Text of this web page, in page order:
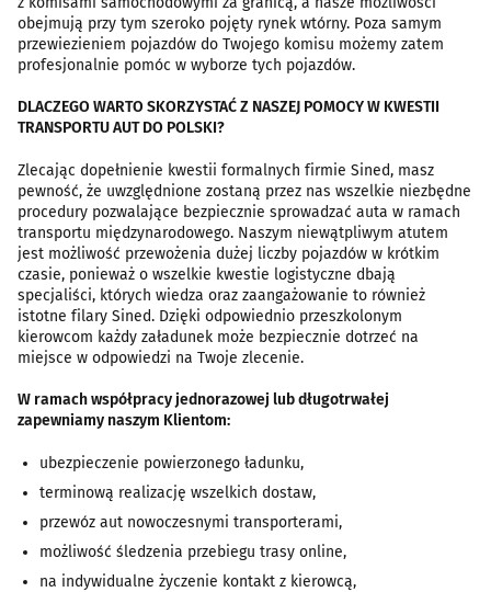
obejmują przy tym szeroko pojęty rynek wtórny. Poza samym
przewiezieniem pojazdów do Twojego komisu możemy zatem
profesjonalnie pomóc w wyborze tych pojazdów.
DLACZEGO WARTO SKORZYSTAĆ Z NASZEJ POMOCY W KWESTII
TRANSPORTU AUT DO POLSKI?
Zlecając dopełnienie kwestii formalnych firmie Sined, masz
pewność, że uwzględnione zostaną przez nas wszelkie niezbędne
procedury pozwalające bezpiecznie sprowadzać auta w ramach
transportu międzynarodowego. Naszym niewątpliwym atutem
jest możliwość przewożenia dużej liczby pojazdów w krótkim
czasie, ponieważ o wszelkie kwestie logistyczne dbają
specjaliści, których wiedza oraz zaangażowanie to również
istotne filary Sined. Dzięki odpowiednio przeszkolonym
kierowcom każdy załadunek może bezpiecznie dotrzeć na
miejsce w odpowiedzi na Twoje zlecenie.
W ramach współpracy jednorazowej lub długotrwałej
zapewniamy naszym Klientom:
ubezpieczenie powierzonego ładunku,
terminową realizację wszelkich dostaw,
przewóz aut nowoczesnymi transporterami,
możliwość śledzenia przebiegu trasy online,
na indywidualne życzenie kontakt z kierowcą,